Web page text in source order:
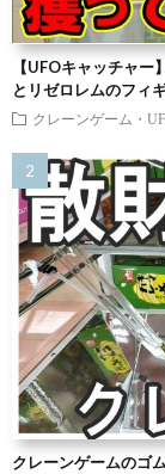
【UFOキャッチャ
とリゼロレムのフィ
クレーンゲーム・
クレーンゲームのゴ